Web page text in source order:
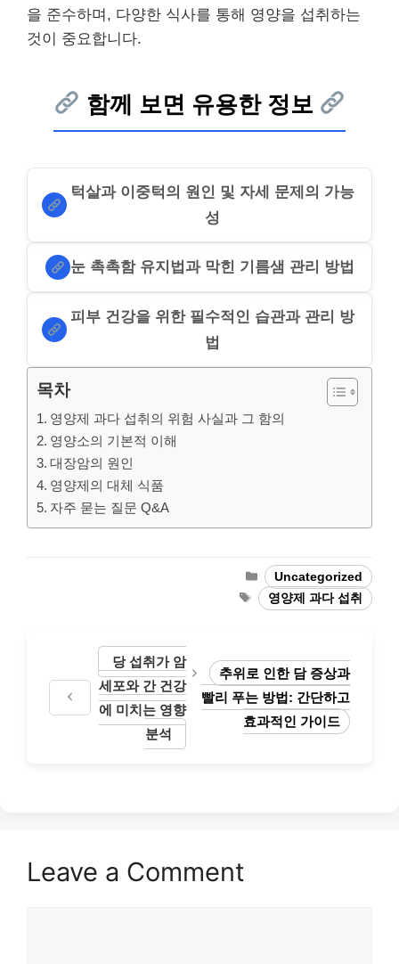
을 준수하며, 다양한 식사를 통해 영양을 섭취하는
것이 중요합니다.
함께 보면 유용한 정보
턱살과 이중턱의 원인 및 자세 문제의 가능
성
눈 촉촉함 유지법과 막힌 기름샘 관리 방법
피부 건강을 위한 필수적인 습관과 관리 방
법
목차
영양제 과다 섭취의 위험 사실과 그 함의
영양소의 기본적 이해
대장암의 원인
영양제의 대체 식품
자주 묻는 질문 Q&A
Categories
Uncategorized
Tags영양제 과다 섭취
당 섭취가 암
세포와 간 건강
에 미치는 영향
분석
추위로 인한 담 증상과
빨리 푸는 방법: 간단하고
효과적인 가이드
Leave a Comment